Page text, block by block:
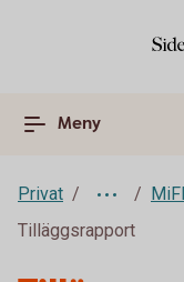
Meny
Privat
Tilläggsrapport